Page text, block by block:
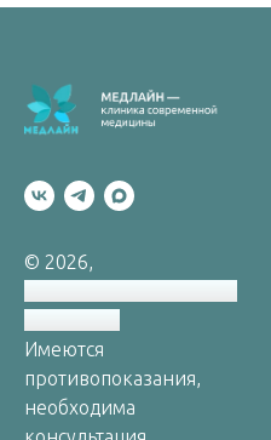
© 2026,
Имеются
противопоказания,
необходима